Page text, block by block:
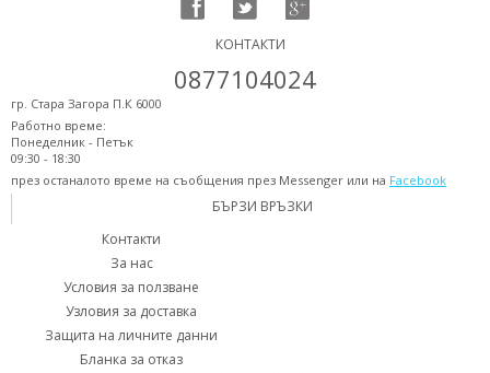
КОНТАКТИ
0877104024
гр. Стара Загора П.К 6000
Работно време:
Понеделник - Петък
09:30 - 18:30
през останалото време на съобщения през Messenger или на Facebook
БЪРЗИ ВРЪЗКИ
Контакти
За нас
Условия за ползване
Узловия за доставка
Защита на личните данни
Бланка за отказ